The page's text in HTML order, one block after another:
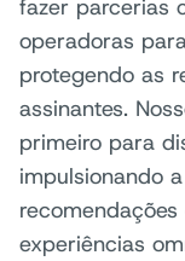
fazer parcerias
operadoras
protegendo as
assinantes.
primeiro para
impulsionando
experiências